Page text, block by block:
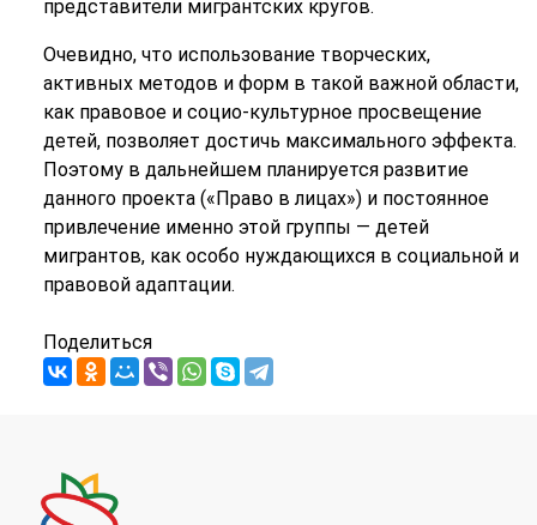
представители мигрантских кругов.
Очевидно, что использование творческих,
активных методов и форм в такой важной области,
как правовое и социо-культурное просвещение
детей, позволяет достичь максимального эффекта.
Поэтому в дальнейшем планируется развитие
данного проекта («Право в лицах») и постоянное
привлечение именно этой группы — детей
мигрантов, как особо нуждающихся в социальной и
правовой адаптации.
Поделиться